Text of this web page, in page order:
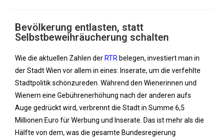
Bevölkerung entlasten, statt
Selbstbeweihräucherung schalten
Wie die aktuellen Zahlen der RTR belegen, investiert man in
der Stadt Wien vor allem in eines: Inserate, um die verfehlte
Stadtpolitik schönzureden. Während den Wienerinnen und
Wienern eine Gebührenerhöhung nach der anderen aufs
Auge gedrückt wird, verbrennt die Stadt in Summe 6,5
Millionen Euro für Werbung und Inserate. Das ist mehr als die
Hälfte von dem, was die gesamte Bundesregierung